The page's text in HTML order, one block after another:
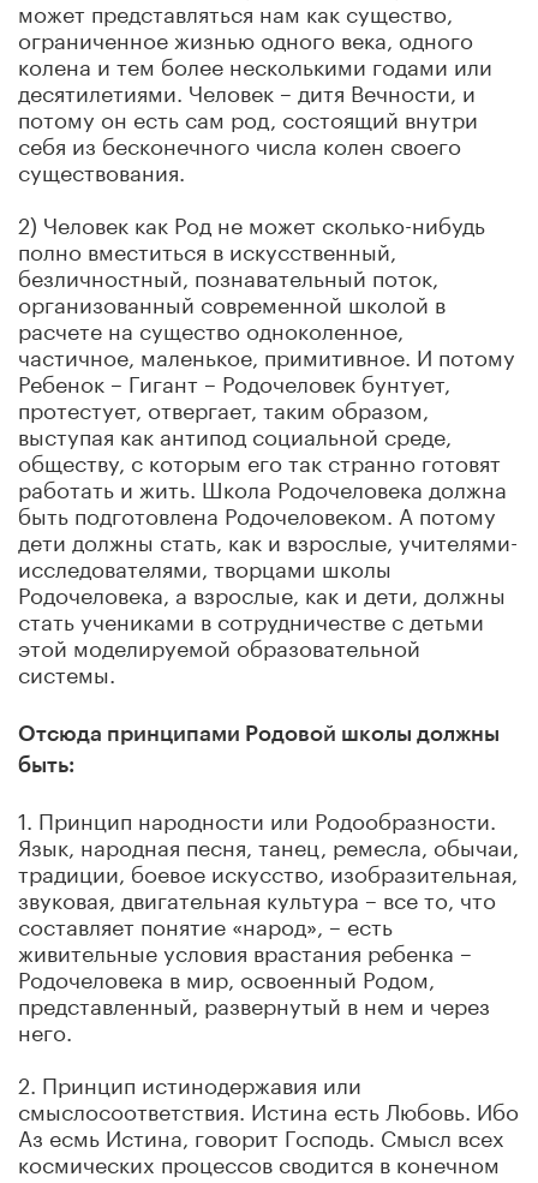
может представляться нам как существо,
ограниченное жизнью одного века, одного
колена и тем более несколькими годами или
десятилетиями. Человек – дитя Вечности, и
потому он есть сам род, состоящий внутри
себя из бесконечного числа колен своего
существования.
2) Человек как Род не может сколько-нибудь
полно вместиться в искусственный,
безличностный, познавательный поток,
организованный современной школой в
расчете на существо одноколенное,
частичное, маленькое, примитивное. И потому
Ребенок – Гигант – Родочеловек бунтует,
протестует, отвергает, таким образом,
выступая как антипод социальной среде,
обществу, с которым его так странно готовят
работать и жить. Школа Родочеловека должна
быть подготовлена Родочеловеком. А потому
дети должны стать, как и взрослые, учителями-
исследователями, творцами школы
Родочеловека, а взрослые, как и дети, должны
стать учениками в сотрудничестве с детьми
этой моделируемой образовательной
системы.
Отсюда принципами Родовой школы должны
быть:
1. Принцип народности или Родообразности.
Язык, народная песня, танец, ремесла, обычаи,
традиции, боевое искусство, изобразительная,
звуковая, двигательная культура – все то, что
составляет понятие «народ», – есть
живительные условия врастания ребенка –
Родочеловека в мир, освоенный Родом,
представленный, развернутый в нем и через
него.
2. Принцип истинодержавия или
смыслосоответствия. Истина есть Любовь. Ибо
Аз есмь Истина, говорит Господь. Смысл всех
космических процессов сводится в конечном